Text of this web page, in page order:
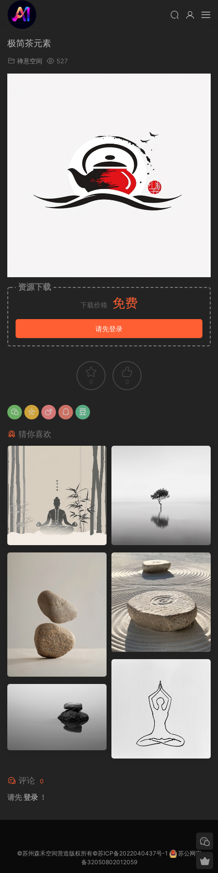
极简茶元素
禅意空间 527
资源下载
下载价格 免费
请先登录
0 0
猜你喜欢
评论 0
请先登录 ！
©苏州森禾空间营造版权所有©苏ICP备2022040437号-1
苏公网安
备32050802012059